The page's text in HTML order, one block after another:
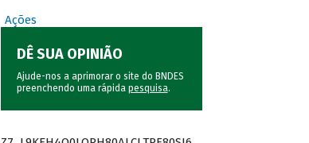
Ações
DÊ SUA OPINIÃO
Ajude-nos a aprimorar o site do BNDES
preenchendo uma rápida pesquisa.